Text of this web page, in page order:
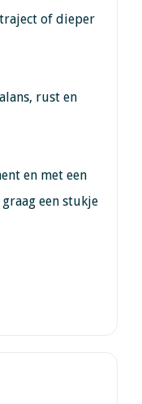
of dieper
rust en
en met een
een stukje